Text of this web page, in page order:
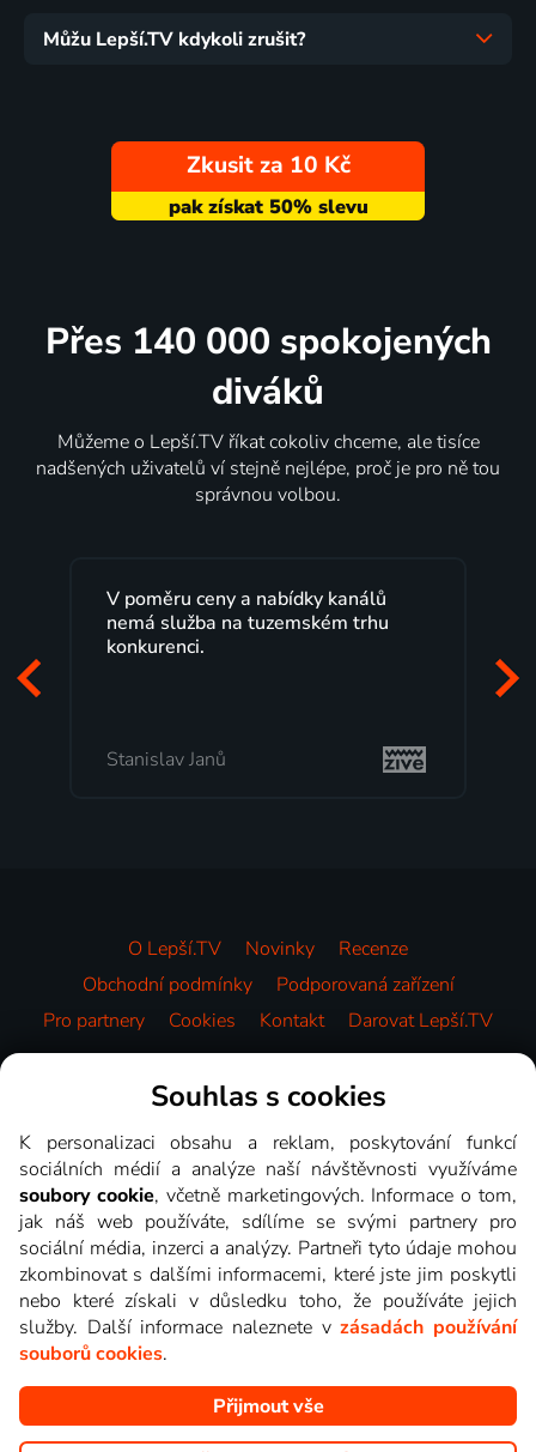
Můžu Lepší.TV kdykoli zrušit?
Zkusit za 10 Kč
Přes 140 000 spokojených
diváků
Můžeme o Lepší.TV říkat cokoliv chceme, ale tisíce
nadšených uživatelů ví stejně nejlépe, proč je pro ně tou
správnou volbou.
Lepší.TV sleduji už několik let s
maximální spokojeností. Velký výběr
programů a nemuset běžet k TV na
Milada Tomešová
O Lepší.TV Novinky
Recenze
Obchodní podmínky
Podporovaná zařízení
Pro partnery
Cookies Kontakt Darovat Lepší.TV
Videotéka
Copyright © goNET s.r.o. Na tomto webu jsou zobrazovány
obrázky z pořadů TV stanic, které můžete sledovat v Lepší.TV.
Souhlas s cookies
K personalizaci obsahu a reklam, poskytování funkcí
sociálních médií a analýze naší návštěvnosti využíváme
soubory cookie, včetně marketingových. Informace o tom,
jak náš web používáte, sdílíme se svými partnery pro
sociální média, inzerci a analýzy. Partneři tyto údaje mohou
zkombinovat s dalšími informacemi, které jste jim poskytli
nebo které získali v důsledku toho, že používáte jejich
služby. Další informace naleznete vzásadách používání
souborů cookies.
Přijmout vše